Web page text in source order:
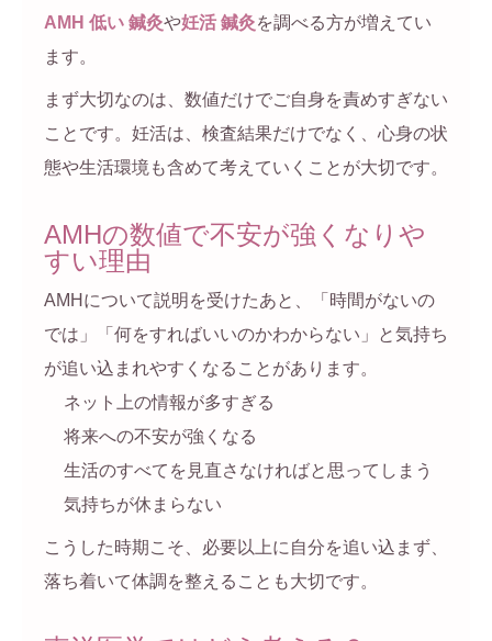
AMH 低い 鍼灸や妊活 鍼灸を調べる方が増えてい
ます。
まず大切なのは、数値だけでご自身を責めすぎない
ことです。妊活は、検査結果だけでなく、心身の状
態や生活環境も含めて考えていくことが大切です。
AMHの数値で不安が強くなりや
すい理由
AMHについて説明を受けたあと、「時間がないの
では」「何をすればいいのかわからない」と気持ち
が追い込まれやすくなることがあります。
ネット上の情報が多すぎる
将来への不安が強くなる
生活のすべてを見直さなければと思ってしまう
気持ちが休まらない
こうした時期こそ、必要以上に自分を追い込まず、
落ち着いて体調を整えることも大切です。